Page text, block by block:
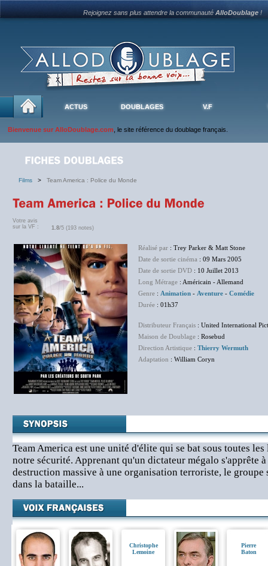
Rejoignez sans plus attendre la communautéAlloDoublage !
ACTUS DOUBLAGES V.F
Bienvenue sur AlloDoublage.com , le site référence du doublage français.
Films > Team America : Police du Monde
Votre avis
sur la VF :
1.8/5 (193 notes)
Réalisé par : Trey Parker & Matt Stone
Date de sortie cinéma : 09 Mars 2005
Date de sortie DVD : 10 Juillet 2013
Long Métrage : Américain - Allemand
Genre : Animation - Aventure - Comédie
Durée : 01h37
Distributeur Français : United International
Maison de Doublage : Rosebud
Direction Artistique : Thierry Wermuth
Adaptation : William Coryn
Team America est une unité d'élite qui se bat sous toutes
notre sécurité. Apprenant qu'un dictateur mégalo s'apprête
destruction massive à une organisation terroriste, le groupe
dans la bataille...
Christophe
Lemoine
Pierre
Baton